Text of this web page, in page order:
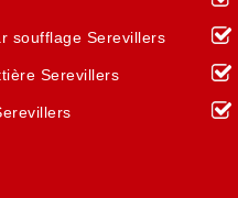
soufflage Serevillers
Serevillers